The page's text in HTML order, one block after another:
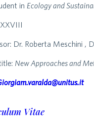
in Ecology and
Dr. Roberta Meschini ,
New Approaches and
Vitae